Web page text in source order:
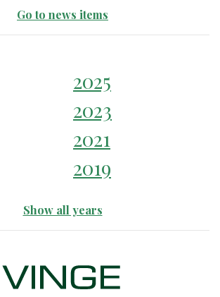
Go to news items
2025
2023
2021
2019
Show all years